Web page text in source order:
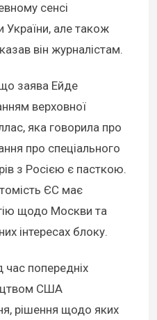
сенсі
України, але також
він журналістам.
заява Ейде
верховної
яка говорила про
про спеціального
з Росією є пасткою.
ЄС має
щодо Москви та
інтересах блоку.
попередніх
США
рішення щодо яких